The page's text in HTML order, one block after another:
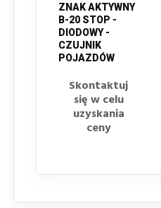
ZNAK AKTYWNY
B-20 STOP -
DIODOWY -
CZUJNIK
POJAZDÓW
Skontaktuj
się w celu
uzyskania
ceny